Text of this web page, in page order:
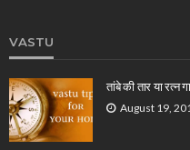
VASTU
तांबे की तार या रत्न
August 19,